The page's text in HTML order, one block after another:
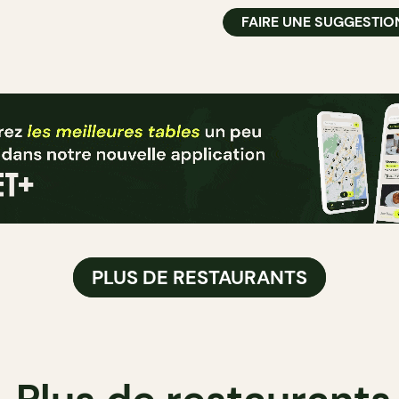
FAIRE UNE
PLUS DE RESTAURANTS